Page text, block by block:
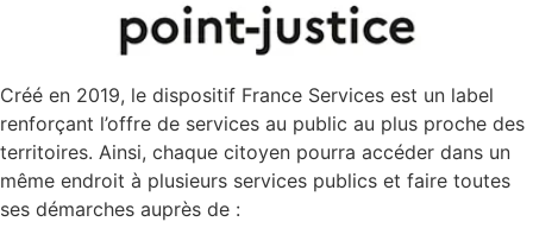
Créé en 2019, le dispositif France Services est un label
renforçant l’offre de services au public au plus proche des
territoires. Ainsi, chaque citoyen pourra accéder dans un
même endroit à plusieurs services publics et faire toutes
ses démarches auprès de :